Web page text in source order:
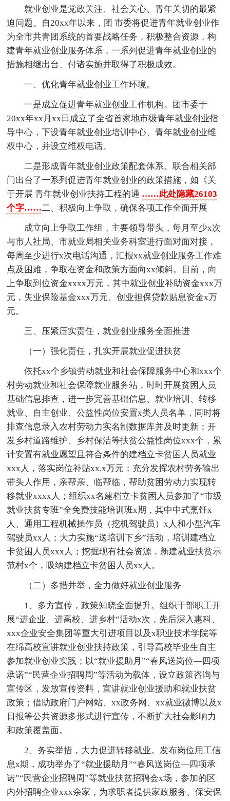
就业创业是党政关注、社会关心、青年关切的最紧
迫问题。自20xx年以来，团 市委将促进青年就业创业作
为全市共青团系统的首要战略任务，积极整合资源，构
建青年就业创业服务体系，一系列促进青年就业创业的
措施相继出台、付诸实施并取得了积极成效。
一、优化青年就业创业工作环境。
一是成立促进青年就业创业工作机构。团市委于
20xx年xx月xx日成立了全省首家地市级青年就业创业指
导中心，下设青年就业创业培训中心、青年就业创业维
权中心，并设立维权电话。
二是形成青年就业创业政策配套体系。联合相关部
门出台了一系列促进青年就业创业的政策措施，如《关
于开展 青年就业创业扶持工程的通 ……此处隐藏26103
个字……二、积极向上争取，确保各项工作全面开展
成立向上争取工作组，主要领导带头，每月至少x次
与市人社局、市就业局相关业务科室进行面对面对接，
每周至少进行x次电话沟通，汇报xx就业创业服务工作难
点及困难，争取在资金和政策方面向xx倾斜。目前，向
上争取到位资金xxxx万元，其中就业创业补助资金xxx万
元，失业保险基金xxx万元、创业担保贷款贴息资金x万
元。
三、压紧压实责任，就业创业服务全面推进
（一）强化责任，扎实开展就业促进扶贫
依托xx个乡镇劳动就业和社会保障服务中心和xxx个
村劳动就业和社会保障就业服务站，时时开展贫困人员
基础信息排查，进一步完善基础信息、就业培训、转移
就业、自主创业、公益性岗位安置x类人员名单，同时将
排查信息录入农村劳动力实名制数据库并及时更新；开
发乡村道路维护、乡村保洁等扶贫公益性岗位xxx个，累
计安置有就业愿望且符合条件的建档立卡贫困人员就业
xxx人，落实岗位补贴xx.x万元；充分发挥农村劳务输出
带头人作用，亲帮亲、临帮临，帮助贫困劳动力实现转
移就业xxxx人；组织xx名建档立卡贫困人员参加了“市级
就业扶贫专班”全免费技能培训班x期，其中中式烹饪x
人、通用工程机械操作员（挖机驾驶员）x人和小型汽车
驾驶员xx人；大力实施“送培训下乡”活动，培训建档立
卡贫困人员xxx人；挖掘现有社会资源，新建就业扶贫示
范村x个，吸纳建档立卡贫困人员xx人。
（二）多措并举，全力做好就业创业服务
1、多方宣传，政策知晓全面提升。组织干部职工开
展“进企业、进高校、进乡村”活动x次，先后深入惠科、
xxx企业安全集团等重大引进项目以及x职业技术学院等
在绵高校宣讲就业创业扶持政策，引导高校毕业生自主
参加就业创业实践；以“就业援助月”“春风送岗位—四项
承诺”“民营企业招聘周”等活动为载体，设立政策咨询与
宣传区，发放宣传资料，宣讲就业创业援助和就业扶贫
政策；借助政府门户网站、xx政务网、xx就业微博以及x
日报等公共资源多形式进行宣传，不断扩大社会影响力
和政策覆盖面。
2、务实举措，大力促进转移就业。发布岗位用工信
息x期，成功举办了“就业援助月”“春风送岗位—四项承
诺”“民营企业招聘周”等就业扶贫招聘会x场，参加的区
内外招聘企业xxx余家，为求职者提供家政服务、保安保